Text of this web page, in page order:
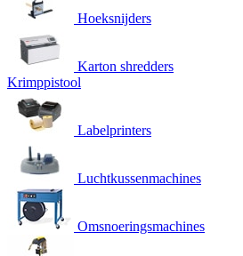
Hoeksnijders
Karton shredders
Krimppistool
Labelprinters
Luchtkussenmachines
Omsnoeringsmachines